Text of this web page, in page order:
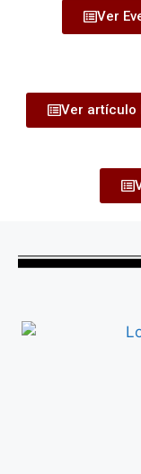
Ver
Ver artículo